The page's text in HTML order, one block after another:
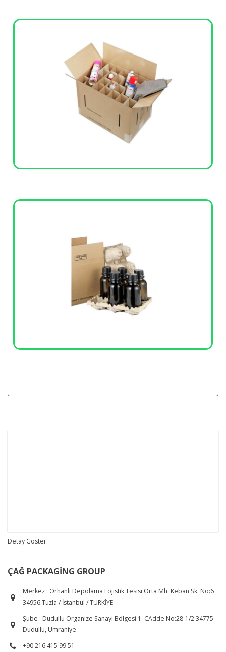
Detay Göster
ÇAĞ PACKAGING GROUP
Merkez : Orhanlı Depolama Lojistik Tesisi Orta Mh. Keban Sk. No:6
34956 Tuzla / İstanbul / TURKİYE
Şube : Dudullu Organize Sanayi Bölgesi 1. CAdde No:28-1/2 34775
Dudullu, Ümraniye
+90 216 415 99 51